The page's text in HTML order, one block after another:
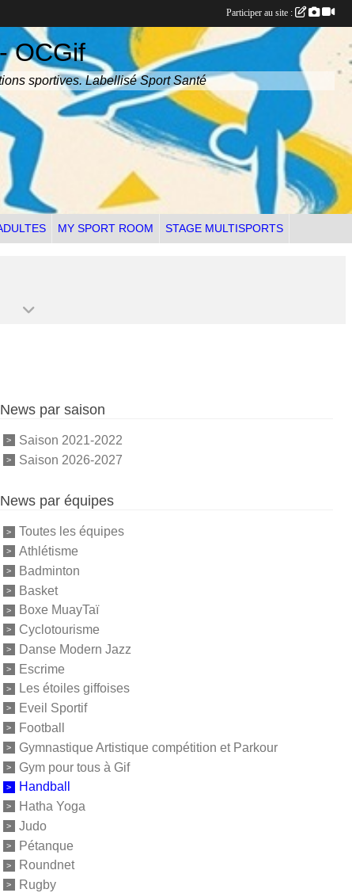
OCGif
sportives. Labellisé Sport Santé
MY SPORT ROOM STAGE MULTISPORTS
News par saison
Saison 2021-2022
Saison 2026-2027
News par équipes
Toutes les équipes
Athlétisme
Badminton
Basket
Boxe MuayTaï
Cyclotourisme
Danse Modern Jazz
Escrime
Les étoiles giffoises
Eveil Sportif
Football
Gymnastique Artistique compétition et Parkour
Gym pour tous à Gif
Handball
Hatha Yoga
Judo
Pétanque
Roundnet
Rugby
Participer au site :